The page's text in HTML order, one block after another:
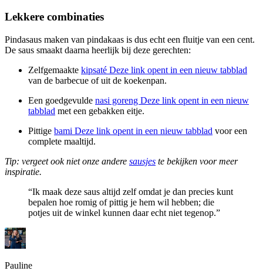
Lekkere combinaties
Pindasaus maken van pindakaas is dus echt een fluitje van een cent.
De saus smaakt daarna heerlijk bij deze gerechten:
Zelfgemaakte kipsaté Deze link opent in een nieuw tabblad
van de barbecue of uit de koekenpan.
Een goedgevulde nasi goreng Deze link opent in een nieuw
tabblad met een gebakken eitje.
Pittige bami Deze link opent in een nieuw tabblad voor een
complete maaltijd.
Tip: vergeet ook niet onze andere sausjes te bekijken voor meer
inspiratie.
“Ik maak deze saus altijd zelf omdat je dan precies kunt
bepalen hoe romig of pittig je hem wil hebben; die
potjes uit de winkel kunnen daar echt niet tegenop.”
Pauline